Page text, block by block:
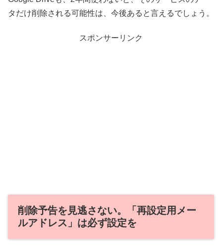
タだけ削除される可能性は、今後あると言えるでしょう。
スポンサーリンク
削除予告を見逃さない。「再設定用メー
ルアドレス」は必ず設定を